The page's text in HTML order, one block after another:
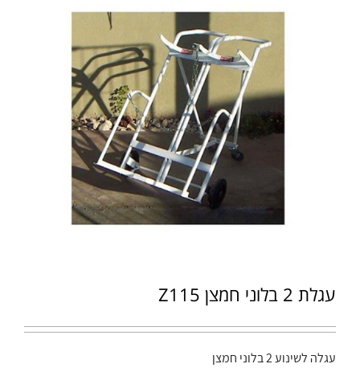
עגלת 2 בלוני חמצן Z115
עגלה לשינוע 2 בלוני חמצן